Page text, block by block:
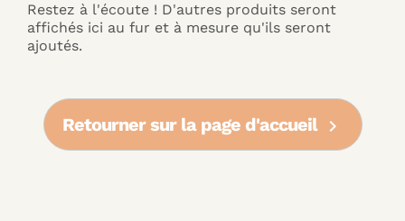
Restez à l'écoute ! D'autres produits seront
affichés ici au fur et à mesure qu'ils seront
ajoutés.
Retourner sur la page d'accueil 